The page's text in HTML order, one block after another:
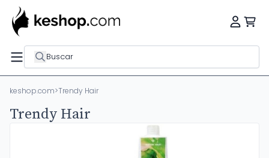
Buscar
keshop.com>Trendy Hair
Trendy Hair